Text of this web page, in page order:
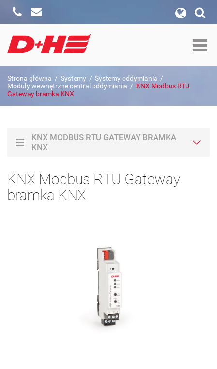
Formularz wyszukiwania
wyszukiwanie w witrynie
Strona główna / Systemy / Systemy oddymiania /
Moduły wewnętrzne central oddymiania / KNX Modbus RTU
Gateway bramka KNX
KNX MODBUS RTU GATEWAY BRAMKA
KNX
KNX Modbus RTU Gateway
bramka KNX